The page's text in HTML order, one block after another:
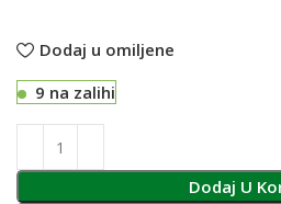
Dodaj u omiljene
9 na zalihi
Dodaj U